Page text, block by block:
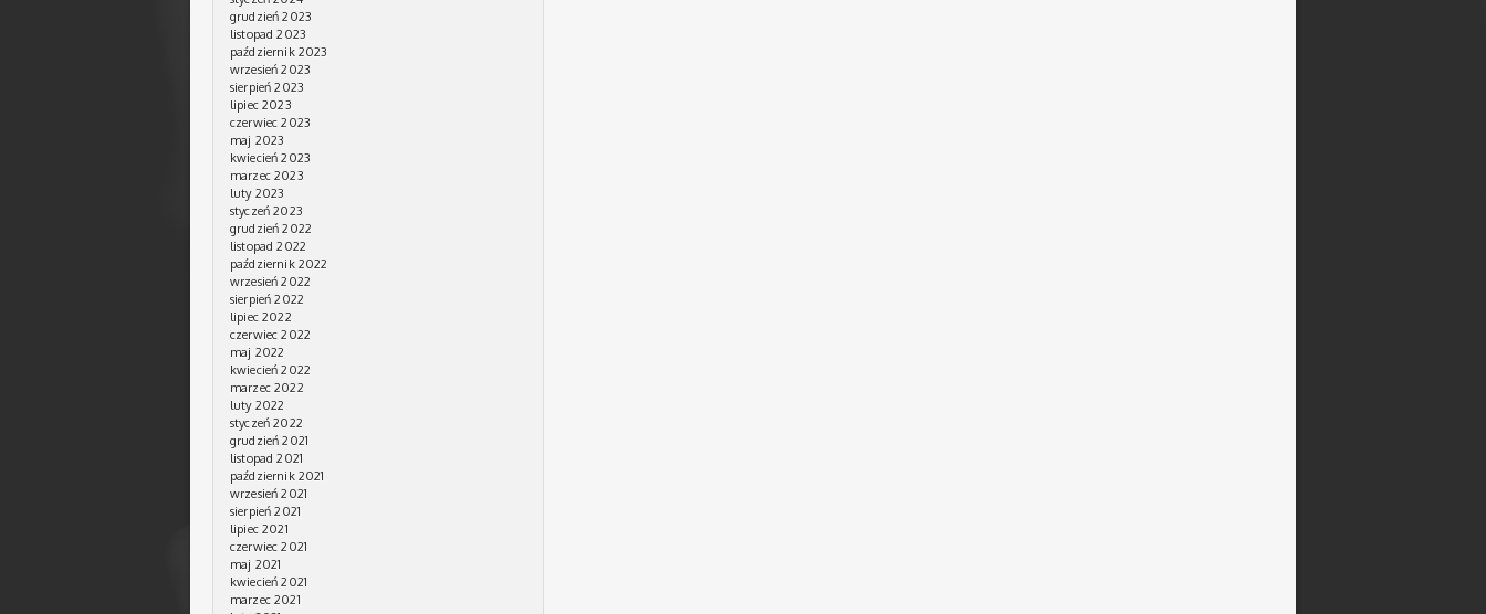
grudzień 2023
listopad 2023
październik 2023
wrzesień 2023
sierpień 2023
lipiec 2023
czerwiec 2023
maj 2023
kwiecień 2023
marzec 2023
luty 2023
styczeń 2023
grudzień 2022
listopad 2022
październik 2022
wrzesień 2022
sierpień 2022
lipiec 2022
czerwiec 2022
maj 2022
kwiecień 2022
marzec 2022
luty 2022
styczeń 2022
grudzień 2021
listopad 2021
październik 2021
wrzesień 2021
sierpień 2021
lipiec 2021
czerwiec 2021
maj 2021
kwiecień 2021
marzec 2021